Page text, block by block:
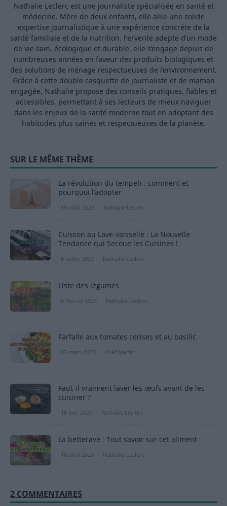
Nathalie Leclerc est une journaliste spécialisée en santé et
médecine. Mère de deux enfants, elle allie une solide
expertise journalistique à une expérience concrète de la
santé familiale et de la nutrition. Fervente adepte d’un mode
de vie sain, écologique et durable, elle s’engage depuis de
nombreuses années en faveur des produits biologiques et
des solutions de ménage respectueuses de l’environnement.
Grâce à cette double casquette de journaliste et de maman
engagée, Nathalie propose des conseils pratiques, fiables et
accessibles, permettant à ses lecteurs de mieux naviguer
dans les enjeux de la santé moderne tout en adoptant des
habitudes plus saines et respectueuses de la planète.
SUR LE MÊME THÈME
La révolution du tempeh : comment et
pourquoi l’adopter
19 août 2023 Nathalie Leclerc
Cuisson au Lave-vaisselle : La Nouvelle
Tendance qui Secoue les Cuisines !
6 juillet 2023 Nathalie Leclerc
Liste des légumes
6 février 2023 Nathalie Leclerc
Farfalle aux tomates cerises et au basilic
17 mars 2023 Chef Martin
Faut-il vraiment laver les œufs avant de les
cuisiner ?
18 juin 2025 Nathalie Leclerc
La betterave : Tout savoir sur cet aliment
18 avril 2023 Nathalie Leclerc
2 COMMENTAIRES